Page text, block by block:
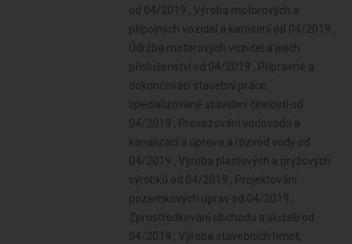
od 04/2019 , Výroba motorových a
přípojných vozidel a karoserií od 04/2019 ,
Údržba motorových vozidel a jejich
příslušenství od 04/2019 , Přípravné a
dokončovací stavební práce,
specializované stavební činnosti od
04/2019 , Provozování vodovodů a
kanalizací a úprava a rozvod vody od
04/2019 , Výroba plastových a pryžových
výrobků od 04/2019 , Projektování
pozemkových úprav od 04/2019 ,
Zprostředkování obchodu a služeb od
04/2019 , Výroba stavebních hmot,